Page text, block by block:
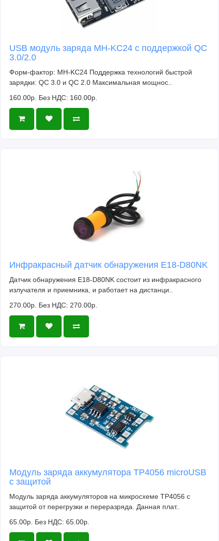
USB модуль заряда MH-KC24 с поддержкой QC
3.0/2.0
Форм-фактор: MH-KC24 Поддержка технологий быстрой
зарядки: QC 3.0 и QC 2.0 Максимальная мощнос..
160.00р. Без НДС: 160.00р.
Инфракрасный датчик обнаружения E18-D80NK
Датчик обнаружения E18-D80NK состоит из инфракрасного
излучателя и приемника, и работает на дистанци..
270.00р. Без НДС: 270.00р.
Модуль заряда аккумулятора TP4056 microUSB
с защитой
Модуль заряда аккумуляторов на микросхеме TP4056 с
защитой от перегрузки и переразряда. Данная плат..
65.00р. Без НДС: 65.00р.